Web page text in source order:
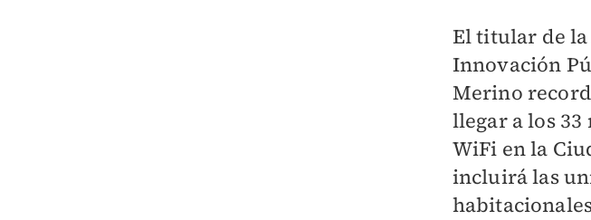
El titular de la
Innovación
Merino
llegar a los
WiFi en la
incluirá las